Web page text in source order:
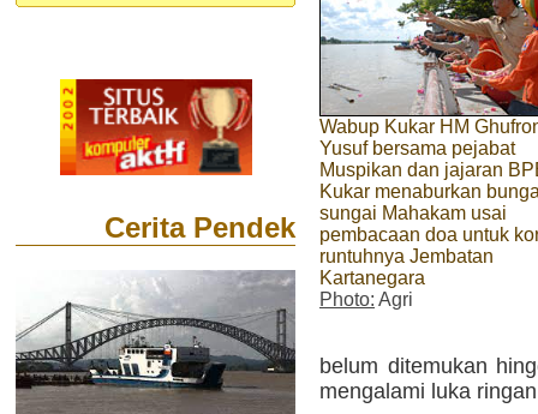
Cerita Pendek
Wabup Kukar HM
Yusuf bersama pejabat
Muspikan dan jajaran
Kukar menaburkan
sungai Mahakam usai
pembacaan doa untuk
runtuhnya Jembatan
Kartanegara
Photo: Agri
belum ditemukan
mengalami luka